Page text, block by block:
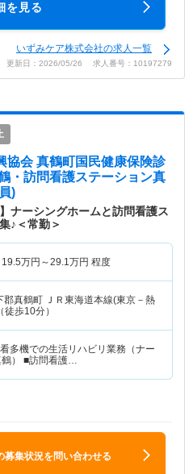
を見る
いずみケア株式会社の求人一覧
更新日：2026/05/26 求人番号：10197279
協会 真鶴町国民健康保険診
・訪問看護ステーション真
)
ナーシングホームと訪問看護ス
♪＜常勤＞
19.5万円～29.1万円 程度
郡真鶴町 ＪＲ東海道本線(東京－熱
歩10分）
看多機での生活リハビリ業務（ナー
鶴） ■訪問看護…
募集状況を問い合わせる